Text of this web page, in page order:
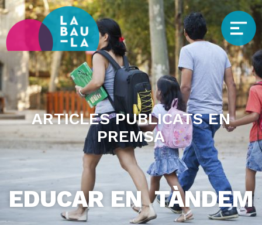
ARTICLES PUBLICATS EN
PREMSA
EDUCAR EN TÀNDEM